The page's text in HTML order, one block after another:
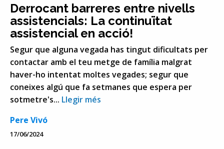
Derrocant barreres entre nivells
assistencials: La continuïtat
assistencial en acció!
Segur que alguna vegada has tingut dificultats per
contactar amb el teu metge de família malgrat
haver-ho intentat moltes vegades; segur que
coneixes algú que fa setmanes que espera per
sotmetre's... Llegir més
Pere Vivó
17/06/2024